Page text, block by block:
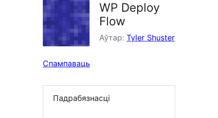
WP Deploy
Flow
Аўтар: Tyler Shuster
Спампаваць
Падрабязнасці